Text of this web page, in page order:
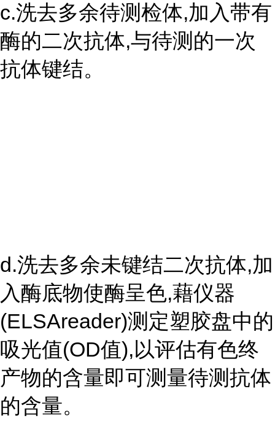
c.洗去多余待测检体,加入带有
酶的二次抗体,与待测的一次
抗体键结。
d.洗去多余未键结二次抗体,加
入酶底物使酶呈色,藉仪器
(ELSAreader)测定塑胶盘中的
吸光值(OD值),以评估有色终
产物的含量即可测量待测抗体
的含量。